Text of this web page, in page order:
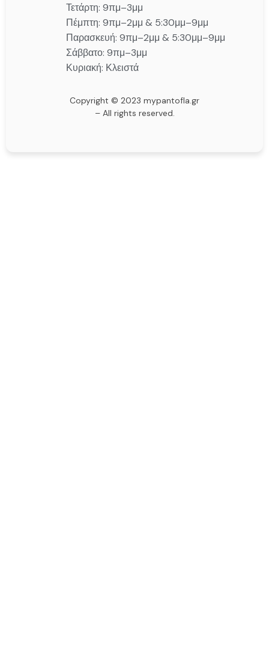
Τετάρτη: 9πμ–3μμ
Πέμπτη: 9πμ–2μμ & 5:30μμ–9μμ
Παρασκευή: 9πμ–2μμ & 5:30μμ–9μμ
Σάββατο: 9πμ–3μμ
Κυριακή: Κλειστά
Copyright © 2023 mypantofla.gr
– All rights reserved.